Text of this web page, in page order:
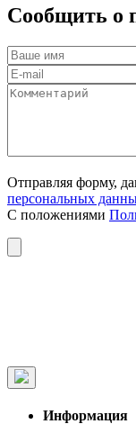
Сообщить о
Отправляя форму,
персональных
С положениями
Информация